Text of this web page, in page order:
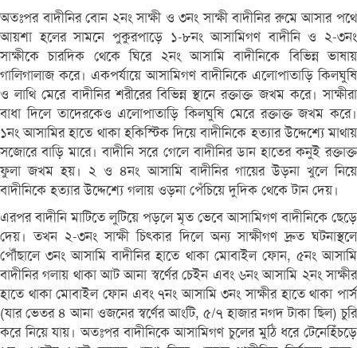
অতঃপর বাদীনির বোন ২নং সাক্ষী ও ৩নং সাক্ষী বাদীনির রুমে আসার পথে
আয়শা হলের সামনে পুকুরপাড়ে ১-৮নং আসামিগণ বাদীনি ও ২-৩নং
সাক্ষীকে চারদিক থেকে ঘিরে ২নং আসামি বাদীনিকে বিভিন্ন ভাষায়
গালিগালাজ করে। একপর্যায়ে আসামিগণ বাদীনিকে এলোপাতাড়ি কিলঘুষি
ও লাথি মেরে বাদীনির শরীরের বিভিন্ন স্থানে রক্তাক্ত জখম করে। সাক্ষীরা
বাধা দিলে তাদেরকেও এলোপাতাড়ি কিলঘুষি মেরে রক্তাক্ত জখম করে।
১নং আসামির হাতে থাকা হকিস্টিক দিয়ে বাদীনিকে হত্যার উদ্দেশ্যে মাথায়
সজোরে বাড়ি মারে। বাদীনি সরে গেলে বাদীনির ডান হাতের কনুই রক্তাক্ত
ফুলা জখম হয়। ২ ও ৪নং আসামি বাদীনির গায়ের উড়না খুলে নিয়ে
বাদীনিকে হত্যার উদ্দেশ্যে গলায় ওড়না পেঁচিয়ে দুদিক থেকে টান দেয়।
এরপর বাদীনি মাটিতে লুটিয়ে পড়লে মৃত ভেবে আসামিগণ বাদীনিকে ছেড়ে
দেয়। তখন ২-৩নং সাক্ষী চিৎকার দিলে অন্য সাক্ষীগণ দ্রুত ঘটনাস্থলে
পৌঁছালে ৩নং আসামি বাদীনির হাতে থাকা মোবাইল ফোন, ৫নং আসামি
বাদীনির গলায় থাকা আট আনা স্বর্ণের চেইন এবং ৬নং আসামি ২নং সাক্ষীর
হাতে থাকা মোবাইল ফোন এবং ৭নং আসামি ৩নং সাক্ষীর হাতে থাকা পার্স
(যার ভেতর ৪ আনা ওজনের স্বর্ণের আংটি, ৫/৭ হাজার নগদ টাকা ছিল) চুরি
করে নিয়ে যায়। অতঃপর বাদীনিকে আসামিগণ চুলের মুঠি ধরে টেনেহিঁচড়ে